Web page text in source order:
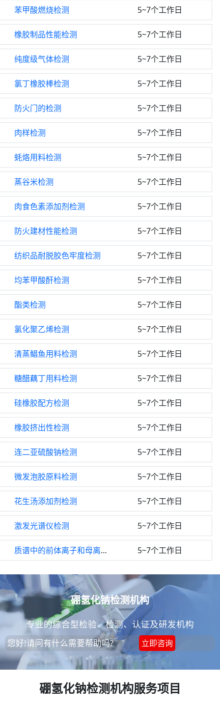
苯甲酸燃烧检测 5~7个工作日
橡胶制品性能检测 5~7个工作日
纯度级气体检测 5~7个工作日
氯丁橡胶棒检测 5~7个工作日
防火门的检测 5~7个工作日
肉样检测 5~7个工作日
蚝烙用料检测 5~7个工作日
蒸谷米检测 5~7个工作日
肉食色素添加剂检测 5~7个工作日
防火建材性能检测 5~7个工作日
纺织品耐脱胶色牢度检测 5~7个工作日
均苯甲酸酐检测 5~7个工作日
酯类检测 5~7个工作日
氯化聚乙烯检测 5~7个工作日
清蒸鲳鱼用料检测 5~7个工作日
糖醋藕丁用料检测 5~7个工作日
硅橡胶配方检测 5~7个工作日
橡胶挤出性检测 5~7个工作日
连二亚硫酸钠检测 5~7个工作日
微发泡胶原料检测 5~7个工作日
花生汤添加剂检测 5~7个工作日
激发光谱仪检测 5~7个工作日
质谱中的前体离子和母离子检测 5~7个工作日
硼氢化钠检测机构
专业的综合型检验、检测、认证及研发机构
您好!请问有什么需要帮助吗? 立即咨询
硼氢化钠检测机构服务项目